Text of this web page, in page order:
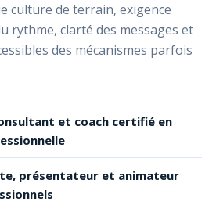
culture de terrain, exigence
rythme, clarté des messages et
des mécanismes parfois
et coach certifié en
présentateur et animateur